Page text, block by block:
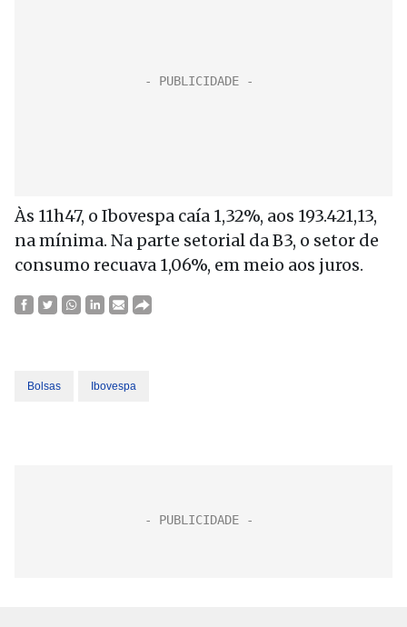
Às 11h47, o Ibovespa caía 1,32%, aos 193.421,13,
na mínima. Na parte setorial da B3, o setor de
consumo recuava 1,06%, em meio aos juros.
Bolsas Ibovespa